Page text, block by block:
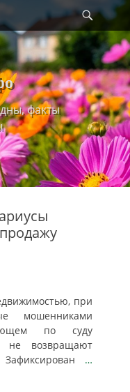
факты
при
мошенниками
по суду
не возвращают
…